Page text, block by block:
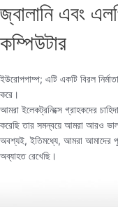
জ্বালানি এবং
কম্পিউটার
ইউরোপপাম্প; এটি একটি বিরল
করে।
আমরা ইলেকট্রনিক্সে গ্রাহকদের
করেছি তার সমন্বয়ে আমরা আরও
অবশ্যই, ইতিমধ্যে, আমরা আমাদের
অব্যাহত রেখেছি।